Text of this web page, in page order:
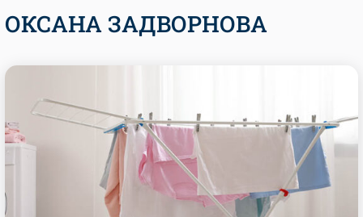
ОКСАНА ЗАДВОРНОВА